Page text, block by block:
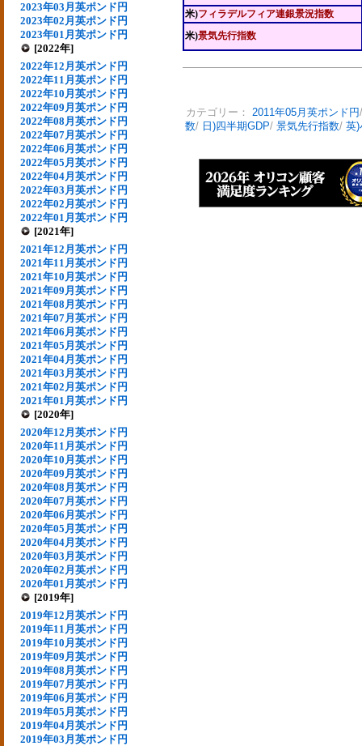
2023年03月英ポンド円
2023年02月英ポンド円
2023年01月英ポンド円
[2022年]
2022年12月英ポンド円
2022年11月英ポンド円
2022年10月英ポンド円
2022年09月英ポンド円
2022年08月英ポンド円
2022年07月英ポンド円
2022年06月英ポンド円
2022年05月英ポンド円
2022年04月英ポンド円
2022年03月英ポンド円
2022年02月英ポンド円
2022年01月英ポンド円
[2021年]
2021年12月英ポンド円
2021年11月英ポンド円
2021年10月英ポンド円
2021年09月英ポンド円
2021年08月英ポンド円
2021年07月英ポンド円
2021年06月英ポンド円
2021年05月英ポンド円
2021年04月英ポンド円
2021年03月英ポンド円
2021年02月英ポンド円
2021年01月英ポンド円
[2020年]
2020年12月英ポンド円
2020年11月英ポンド円
2020年10月英ポンド円
2020年09月英ポンド円
2020年08月英ポンド円
2020年07月英ポンド円
2020年06月英ポンド円
2020年05月英ポンド円
2020年04月英ポンド円
2020年03月英ポンド円
2020年02月英ポンド円
2020年01月英ポンド円
[2019年]
2019年12月英ポンド円
2019年11月英ポンド円
2019年10月英ポンド円
2019年09月英ポンド円
2019年08月英ポンド円
2019年07月英ポンド円
2019年06月英ポンド円
2019年05月英ポンド円
2019年04月英ポンド円
2019年03月英ポンド円
米)フィラデルフィア連銀景況指数
米)景気先行指数
カテゴリー： 2011年05月英ポンド円
数/ 日)四半期GDP/ 景気先行指数/ 英)